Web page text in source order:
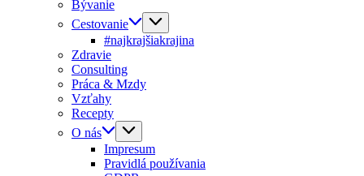
Bývanie
Cestovanie
#najkrajšiakrajina
Zdravie
Consulting
Práca & Mzdy
Vzťahy
Recepty
O nás
Impresum
Pravidlá používania